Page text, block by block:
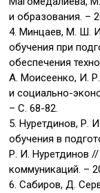
и образования. –
4. Минцаев, М. Ш.
обучения при
обеспечения
А. Моисеенко, И.
и социально-
– С. 68-82.
5. Нуретдинов, Р.
обучения в
Р. И. Нуретдинов
коммуникаций. –
6. Сабиров, Д.